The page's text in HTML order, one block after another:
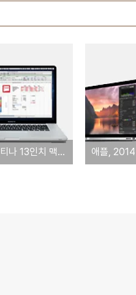
애플, 비-레티나 13인치 맥북프로 판매 유지. 가격은 12만원 인하